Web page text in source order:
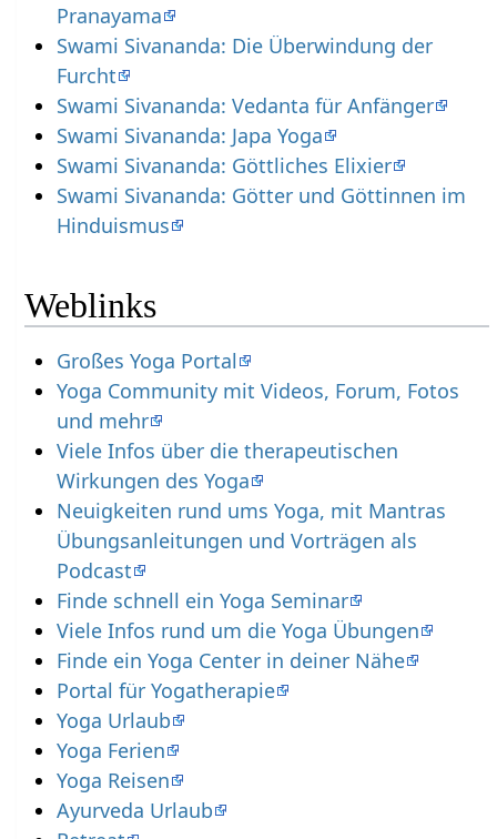
Pranayama
Swami Sivananda: Die Überwindung der
Furcht
Swami Sivananda: Vedanta für Anfänger
Swami Sivananda: Japa Yoga
Swami Sivananda: Göttliches Elixier
Swami Sivananda: Götter und Göttinnen im
Hinduismus
Weblinks
Großes Yoga Portal
Yoga Community mit Videos, Forum, Fotos
und mehr
Viele Infos über die therapeutischen
Wirkungen des Yoga
Neuigkeiten rund ums Yoga, mit Mantras
Übungsanleitungen und Vorträgen als
Podcast
Finde schnell ein Yoga Seminar
Viele Infos rund um die Yoga Übungen
Finde ein Yoga Center in deiner Nähe
Portal für Yogatherapie
Yoga Urlaub
Yoga Ferien
Yoga Reisen
Ayurveda Urlaub